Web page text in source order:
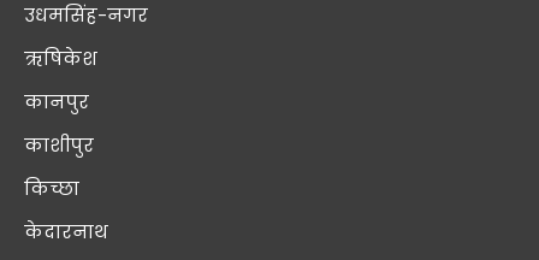
उधमसिंह-नगर
ऋषिकेश
कानपुर
काशीपुर
किच्छा
केदारनाथ